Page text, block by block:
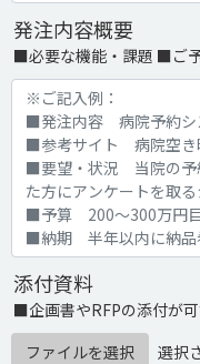
発注内容概要
■必要な機能・課題 ■ご
添付資料
■企画書やRFPの添付が
ファイルを選択
選択